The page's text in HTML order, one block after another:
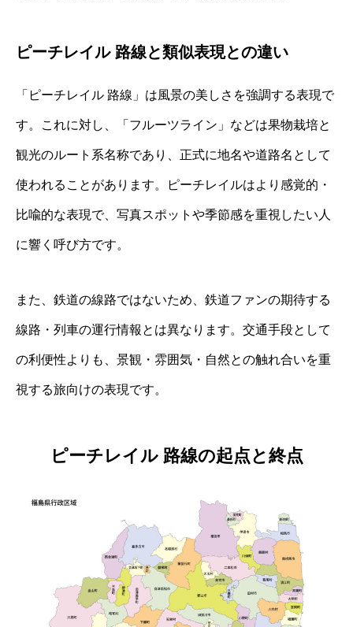
ピーチレイル 路線と類似表現との違い
「ピーチレイル 路線」は風景の美しさを強調する表現で
す。これに対し、「フルーツライン」などは果物栽培と
観光のルート系名称であり、正式に地名や道路名として
使われることがあります。ピーチレイルはより感覚的・
比喩的な表現で、写真スポットや季節感を重視したい人
に響く呼び方です。
また、鉄道の線路ではないため、鉄道ファンの期待する
線路・列車の運行情報とは異なります。交通手段として
の利便性よりも、景観・雰囲気・自然との触れ合いを重
視する旅向けの表現です。
ピーチレイル 路線の起点と終点